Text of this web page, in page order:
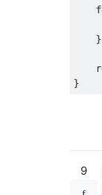
}
}
9